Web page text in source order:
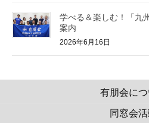
学べる＆楽しむ！「九
案内
2026年6月16日
有朋会につ
同窓会